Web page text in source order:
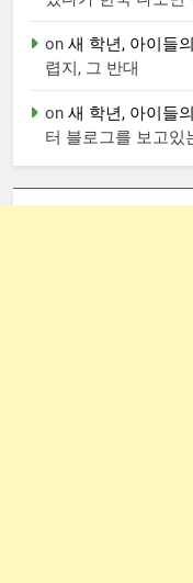
on 새 학년, 아이들
렵지, 그 반대
on 새 학년, 아이들
터 블로그를 보고있